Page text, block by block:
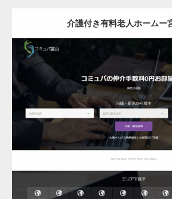
介護付き有料老人ホームー
更新日： 2023.03.08
介護付き有料老人ホーム
詳細 検索サイト